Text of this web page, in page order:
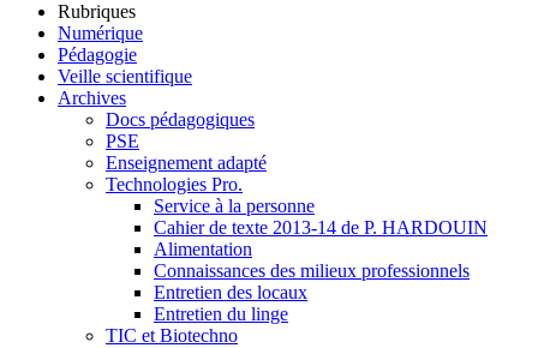
Rubriques
Numérique
Pédagogie
Veille scientifique
Archives
Docs pédagogiques
PSE
Enseignement adapté
Technologies Pro.
Service à la personne
Cahier de texte 2013-14 de P. HARDOUIN
Alimentation
Connaissances des milieux professionnels
Entretien des locaux
Entretien du linge
TIC et Biotechno